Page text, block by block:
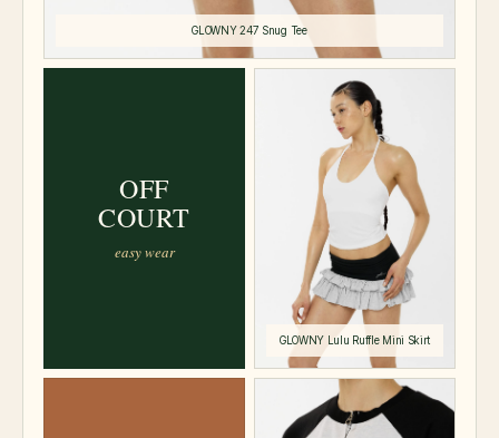
OFF
COURT
easy wear